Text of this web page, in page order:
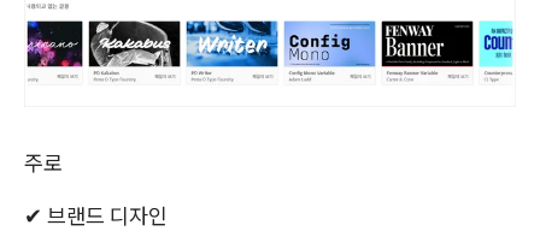
주로
✔ 브랜드 디자인